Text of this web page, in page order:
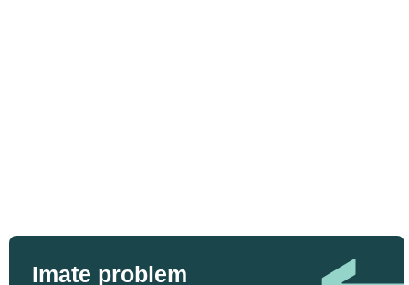
Imate problem